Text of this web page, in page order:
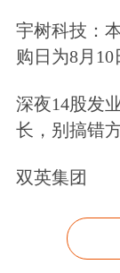
资料显示
标等计算
的高新技
宇树科技：
购日为8月10
深夜14股发
长，别搞错
双英集团